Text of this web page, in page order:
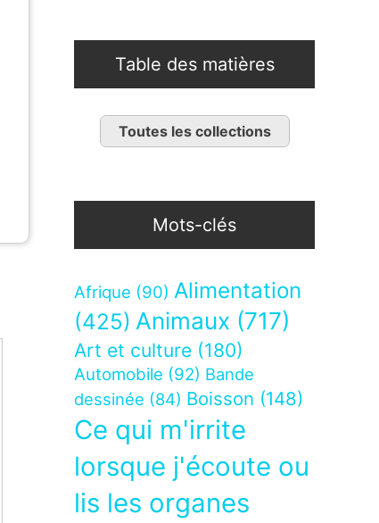
Table des matières
Toutes les collections
Mots-clés
Afrique (90) Alimentation
(425) Animaux (717)
Art et culture (180)
Automobile (92) Bande
dessinée (84) Boisson (148)
Ce qui m'irrite
lorsque j'écoute ou
lis les organes